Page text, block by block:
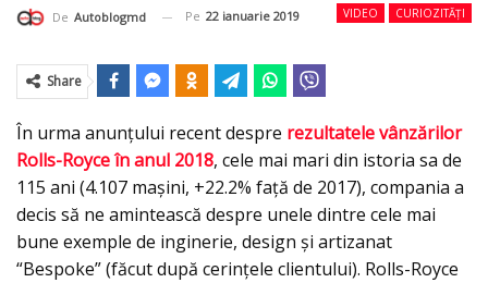
VIDEO CURIOZITĂȚI
De Autoblogmd Pe 22 ianuarie 2019
Share
În urma anunțului recent despre rezultatele vânzărilor
Rolls-Royce în anul 2018, cele mai mari din istoria sa de
115 ani (4.107 maşini, +22.2% faţă de 2017), compania a
decis să ne amintească despre unele dintre cele mai
bune exemple de inginerie, design și artizanat
“Bespoke” (făcut după cerinţele clientului). Rolls-Royce